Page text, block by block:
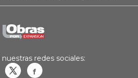
redes sociales: